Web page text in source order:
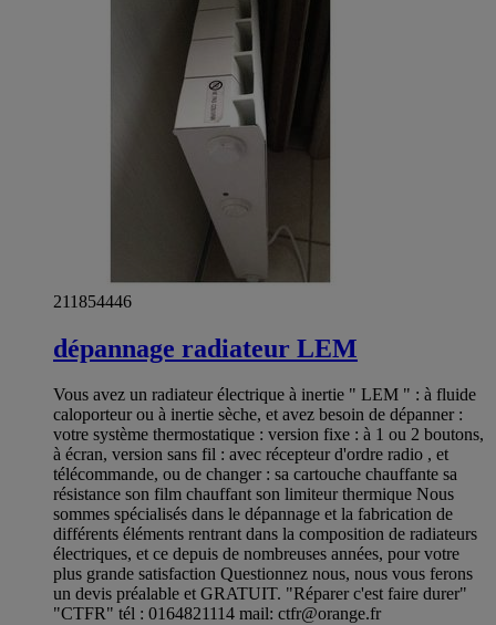
211854446
dépannage radiateur LEM
Vous avez un radiateur électrique à inertie " LEM " : à fluide
caloporteur ou à inertie sèche, et avez besoin de dépanner :
votre système thermostatique : version fixe : à 1 ou 2 boutons,
à écran, version sans fil : avec récepteur d'ordre radio , et
télécommande, ou de changer : sa cartouche chauffante sa
résistance son film chauffant son limiteur thermique Nous
sommes spécialisés dans le dépannage et la fabrication de
différents éléments rentrant dans la composition de radiateurs
électriques, et ce depuis de nombreuses années, pour votre
plus grande satisfaction Questionnez nous, nous vous ferons
un devis préalable et GRATUIT. "Réparer c'est faire durer"
"CTFR" tél : 0164821114 mail: ctfr@orange.fr